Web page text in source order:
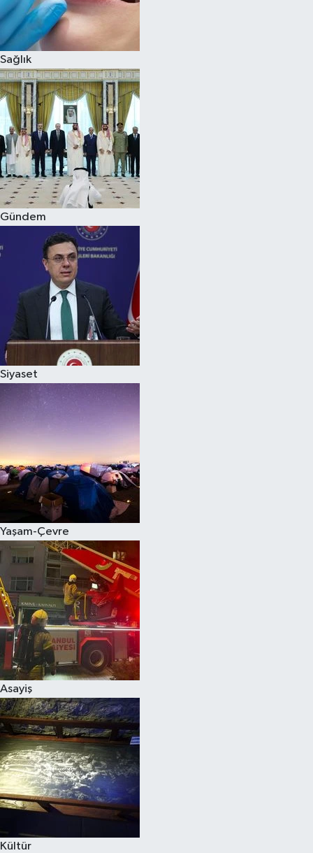
Sağlık
Gündem
Siyaset
Yaşam-Çevre
Asayiş
Kültür
Spor
Çocuk
Eğitim
Hava Durumu
Kadın
Kim kimdir?
Kültür Sanat
Sağlık
Siyaset
Teknoloji
Yaşam-Çevre